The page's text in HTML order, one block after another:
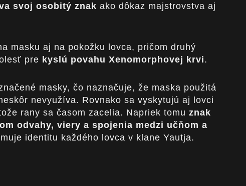
svoj osobitý znak ako dôkaz majstrovstva aj
masku aj na pokožku lovca, pričom druhý
pre kyslú povahu Xenomorphovej krvi.
masky, čo naznačuje, že maska použitá
nevyužíva. Rovnako sa vyskytujú aj lovci
rany sa časom zacelia. Napriek tomu znak
odvahy, viery a spojenia medzi učňom a
identitu každého lovca v klane Yautja.